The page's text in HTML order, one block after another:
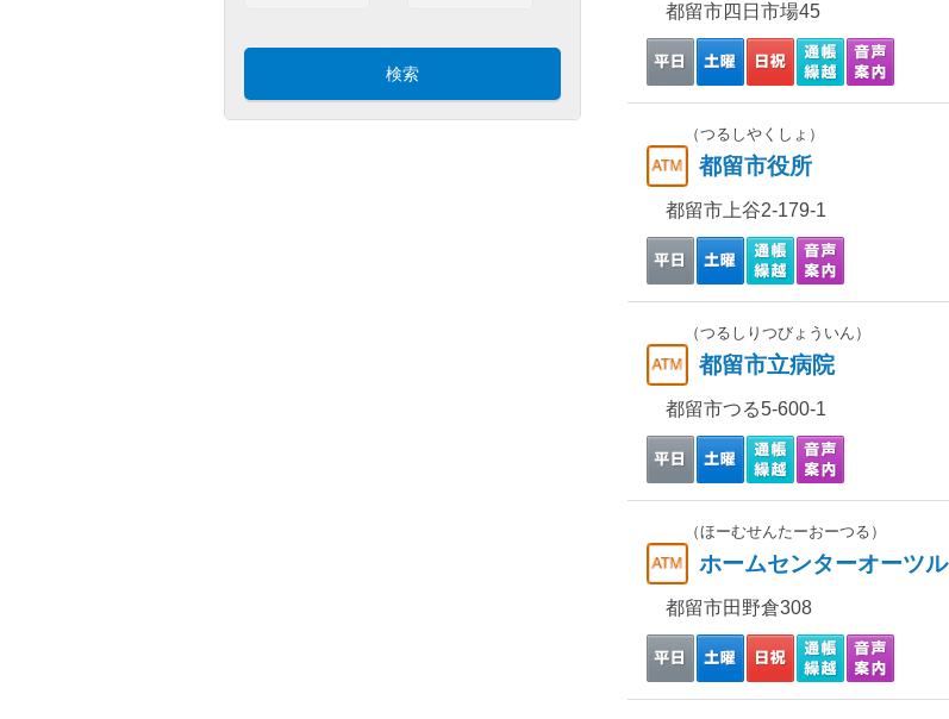
都留市四日市場45
（つるしやくしょ）
都留市役所
都留市上谷2-179-1
（つるしりつびょういん）
都留市立病院
都留市つる5-600-1
（ほーむせんたーおーつる）
ホームセンターオーツル
都留市田野倉308